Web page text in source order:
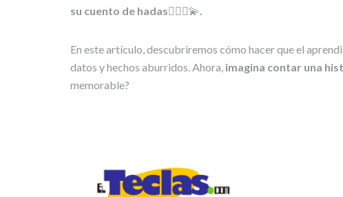
su cuento de hadas🧚🏻‍♂️💫.
En este artículo, descubriremos cómo hacer que el
datos y hechos aburridos. Ahora, imagina contar una
memorable?